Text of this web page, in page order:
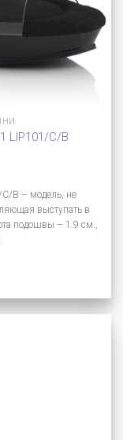
LIP101/C/B
B – модель, не
выступать в
подошвы – 1.9 см.,